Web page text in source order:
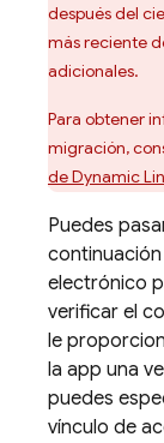
después del
más reciente
adicionales.
Para obtener
migración,
deDynamic
Puedes
electrónico
verificar el
le
la app una
puedes
vínculo de